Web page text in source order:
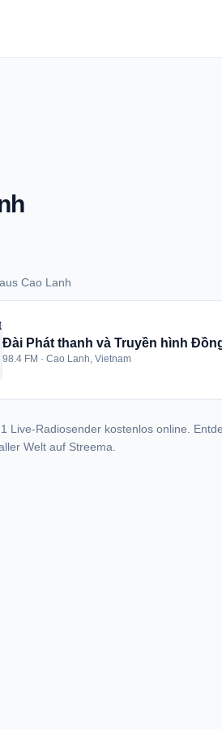
Cao Lanh
aus Cao Lanh
Đài Phát thanh và Truyền hình
98.4 FM · Cao Lanh, Vietnam
Live-Radiosender kostenlos online.
Welt auf Streema.